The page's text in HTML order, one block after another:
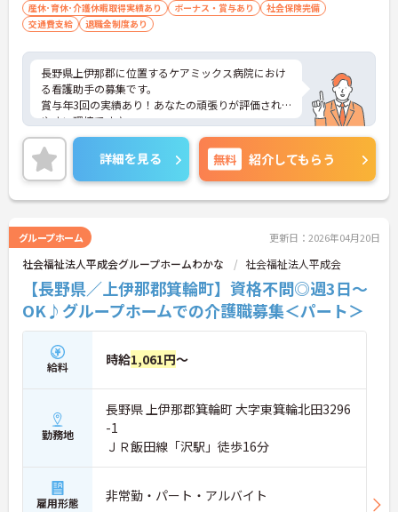
産休･育休･介護休暇取得実績あり
ボーナス・賞与あり
社会保険完備
交通費支給
退職金制度あり
長野県上伊那郡に位置するケアミックス病院におけ
る看護助手の募集です。
賞与年3回の実績あり！あなたの頑張りが評価され
やすい環境です♪
残業月10時間程度と少なめなので、お仕事終わりの
時間を大切に働けます◎
ご興味のある方には面接ポイントをお伝えしますの
で、お気軽にお問い合わせください！
詳細を見る 無料 紹介してもらう
グループホーム 更新日：2026年04月20日
社会福祉法人平成会グループホームわかな 社会福祉法人平成会
【長野県／上伊那郡箕輪町】資格不問◎週3日～
OK♪グループホームでの介護職募集＜パート＞
給料 時給1,061円～
勤務地
長野県 上伊那郡箕輪町 大字東箕輪北田3296
-1
ＪＲ飯田線「沢駅」徒歩16分
雇用形態 非常勤・パート・アルバイト